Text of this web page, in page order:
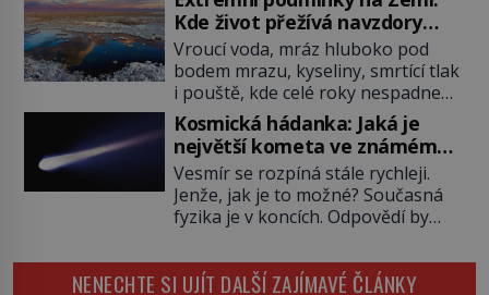
stranu zvládnou jen představitelné
věci. Na malé kousky Název:
Columbia První […]
domy, vyrábět lodě, zapisovat první
texty a inspiroval řadu pověstí.
Tato skromná, ale užitečná
rostlina provází člověka už tisíce
let. Většina lidí vnímá rákos jen jako
obyčejnou kulisu letního koupání.
Stačí se však podívat […]
Kde život přežívá navzdory
všemu
Vroucí voda, mráz hluboko pod
bodem mrazu, kyseliny, smrtící tlak
i pouště, kde celé roky nespadne
jediná kapka deště. Na první
pohled místa, kde nemůže
existovat vůbec nic. Přesto právě
tady vědci objevují organismy,
které posouvají hranice života.
Každý nový nález mění naše
dokáže příroda a napovídá, kde
bychom jednou […]
Kosmická hádanka: Jaká je
největší kometa ve známém
vesmíru?
Vesmír se rozpíná stále rychleji.
Jenže, jak je to možné? Současná
fyzika je v koncích. Odpovědí by
energie. Právě na tu se zaměří
pozornost dvojice zkušených
NENECHTE SI UJÍT DALŠÍ ZAJÍMAVÉ ČLÁNKY